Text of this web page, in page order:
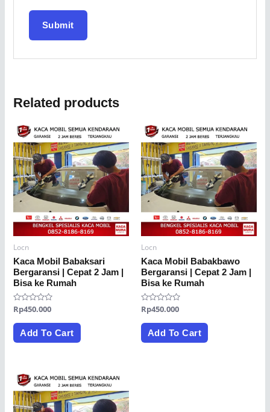
Related products
Locn
Kaca Mobil Babaksari
Bergaransi | Cepat 2 Jam |
Bisa ke Rumah
Rated
out
Rp450.000
Add To Cart
Locn
Kaca Mobil Babakbawo
Bergaransi | Cepat 2 Jam |
Bisa ke Rumah
Rated
out
Rp450.000
Add To Cart